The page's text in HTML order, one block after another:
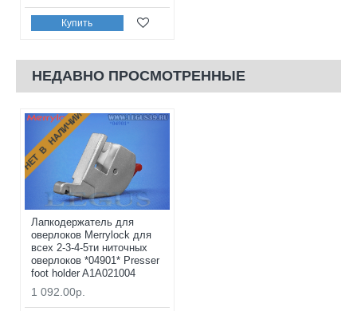
Купить
НЕДАВНО ПРОСМОТРЕННЫЕ
НЕТ В НАЛИЧИИ
Лапкодержатель для
оверлоков Merrylock для
всех 2-3-4-5ти ниточных
оверлоков *04901* Presser
foot holder A1A021004
1 092.00р.